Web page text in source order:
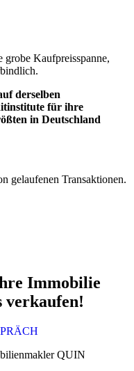
Kaufpreisspanne,
derselben
für ihre
in Deutschland
gelaufenen Transaktionen.
Immobilie
verkaufen!